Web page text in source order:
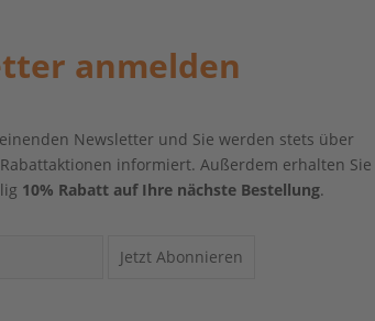
anmelden
Newsletter und Sie werden stets über
informiert. Außerdem erhalten Sie
10% Rabatt auf Ihre nächste Bestellung.
Jetzt Abonnieren